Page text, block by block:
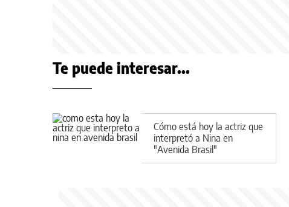
Te puede interesar...
Cómo está hoy la actriz que
interpretó a Nina en
"Avenida Brasil"